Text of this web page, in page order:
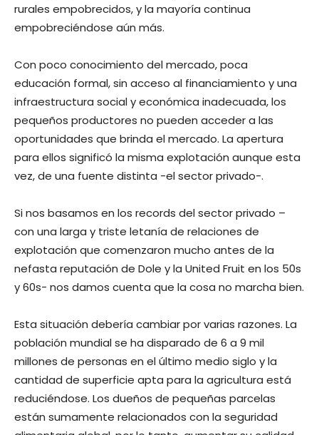
rurales empobrecidos, y la mayoría continua
empobreciéndose aún más.
Con poco conocimiento del mercado, poca
educación formal, sin acceso al financiamiento y una
infraestructura social y económica inadecuada, los
pequeños productores no pueden acceder a las
oportunidades que brinda el mercado. La apertura
para ellos significó la misma explotación aunque esta
vez, de una fuente distinta -el sector privado-.
Si nos basamos en los records del sector privado –
con una larga y triste letanía de relaciones de
explotación que comenzaron mucho antes de la
nefasta reputación de Dole y la United Fruit en los 50s
y 60s- nos damos cuenta que la cosa no marcha bien.
Esta situación debería cambiar por varias razones. La
población mundial se ha disparado de 6 a 9 mil
millones de personas en el último medio siglo y la
cantidad de superficie apta para la agricultura está
reduciéndose. Los dueños de pequeñas parcelas
están sumamente relacionados con la seguridad